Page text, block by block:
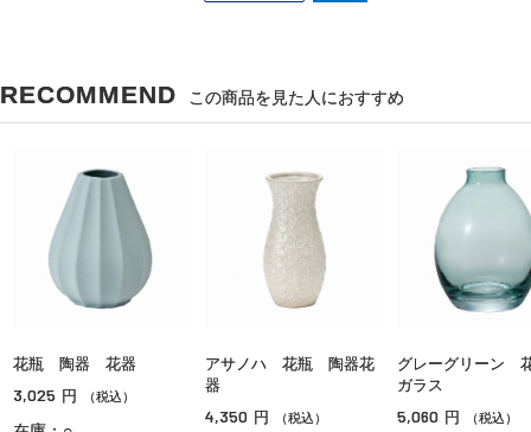
RECOMMEND この商品を見た人におすすめ
花瓶 陶器 花器
3,025 円 （税込）
アサノハ 花瓶 陶器花
器
4,350 円 （税込）
グレーグリーン
ガラス
5,060 円 （税込）